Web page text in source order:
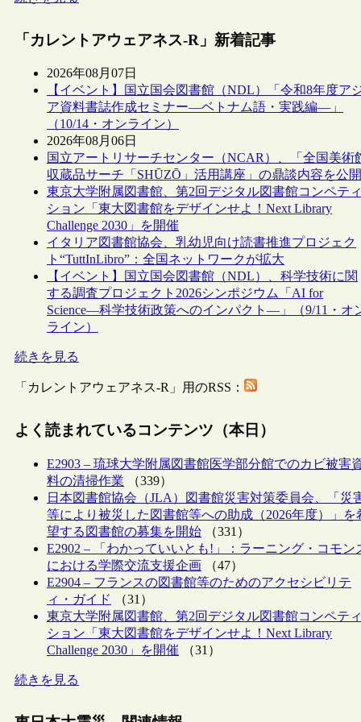
「カレントアウェアネス-R」新着記事
2026年08月07日
【イベント】国立国会図書館（NDL）「令和8年度ア
ア資料書誌作成セミナー―ベトナム語・実践編―」
（10/14・オンライン）
2026年08月06日
国立アートリサーチセンター（NCAR）、「全国美術
収蔵品サーチ「SHŪZŌ」活用講座」の鼎談内容を公開
東京大学附属図書館、第2回デジタル図書館コンペティ
ション「東大図書館をデザインせよ！Next Library
Challenge 2030」を開催
イタリア図書館協会、乳幼児向け読書推進プロジェク
ト“TuttInLibro”：全国ネットワークが拡大
【イベント】国立国会図書館（NDL）、科学技術に関
する調査プロジェクト2026シンポジウム「AI for
Science―科学技術政策へのインパクト―」（9/11・オ
ライン）
続きを見る
「カレントアウェアネス-R」用のRSS：
よく読まれているコンテンツ（本日）
E2903 – 琉球大学附属図書館医学部分館でのカビ被害
料の清掃作業 （339）
日本図書館協会（JLA）図書館災害対策委員会、「災
等により被災した図書館等への助成（2026年度）」を
望する図書館の募集を開始 （331）
E2902 – 「わかっていいとも!」：ラーニング・コモン
における学際交流支援企画 （47）
E2904 – フランスの図書館等のためのアクセシビリテ
ィ・ガイド
（31）
東京大学附属図書館、第2回デジタル図書館コンペティ
ション「東大図書館をデザインせよ！Next Library
Challenge 2030」を開催 （31）
続きを見る